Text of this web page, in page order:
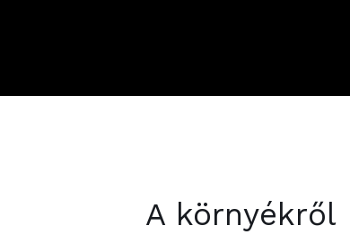
A környékről